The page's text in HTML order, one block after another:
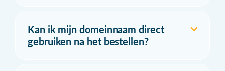
Kan ik mijn domeinnaam direct
gebruiken na het bestellen?